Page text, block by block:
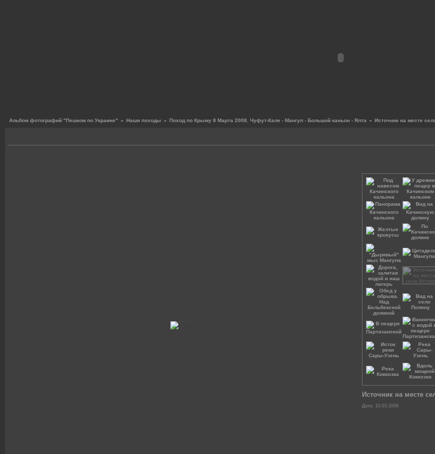
Альбом фотографий "Пешком по Украине" » Наши походы » Поход по Крыму 8 Марта 2008. Чуфут-Кале - Мангуп - Большой каньон - Ялта » Источник на месте
Источник на месте
Дата: 10.03.2008